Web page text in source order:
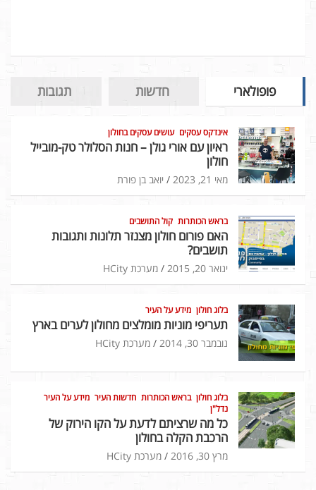
פופולארי חדשות תגובות
אינדקס עסקים עושים עסקים בחולון
ראיון עם אורי גולן – חנות הסלולר טק-מובייל
חולון
מאי 21, 2023 יואב בן פורת
בראש הכותרות קול התושבים
האם פורום חולון מצנזר תלונות ותגובות
תושבים?
ינואר 20, 2015 מערכת HCity
בלוג חולון מידע על העיר
תעריפי מוניות מומלצים מחולון לערים בארץ
נובמבר 30, 2014 מערכת HCity
בלוג חולון בראש הכותרות חדשות העיר מידע על העיר
נדל"ן
כל מה שרציתם לדעת על הקו הירוק של
הרכבת הקלה בחולון
מרץ 30, 2016 מערכת HCity